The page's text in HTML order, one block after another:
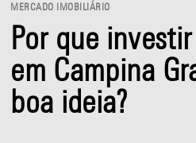
MERCADO IMOBILIÁRIO
Por que
em Campina
boa ideia?